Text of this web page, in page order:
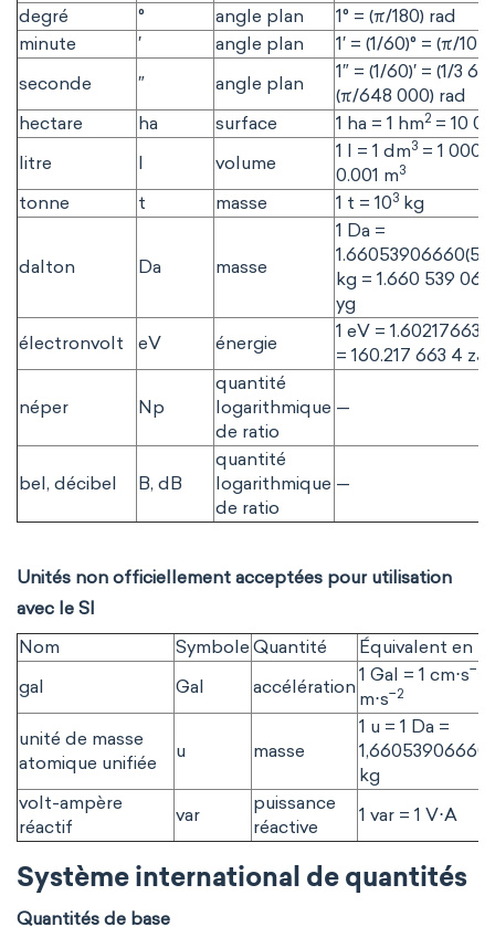
degré
° angle plan
1° = (π/180) rad
minute
′ angle plan
1′ = (1/60)° = (π/10
seconde
″ angle plan
1″ = (1/60)′ = (1/3
(π/648 000) rad
hectare
ha surface 1 ha = 1 hm2 = 10
litre
l volume
1 l = 1 dm3 = 1 000
0.001 m3
tonne t masse 1 t = 103 kg
dalton Da masse
1 Da =
kg = 1.660 539
yg
électronvolt
eV énergie
1 eV =
= 160.217 663 4 zJ
néper Np
quantité
logarithmique
de ratio
—
bel, décibel B, dB
quantité
logarithmique
de ratio
—
Unités non officiellement acceptées pour utilisation
avec le SI
Nom
Symbole Quantité
Équivalent en
gal
Gal accélération
1 Gal = 1 cm⋅s−2
m⋅s−2
unité de masse
atomique unifiée
u masse
1 u = 1 Da =
kg
volt-ampère
réactif
var
puissance
réactive
1 var = 1 V⋅A
Système international de quantités
Quantités de base